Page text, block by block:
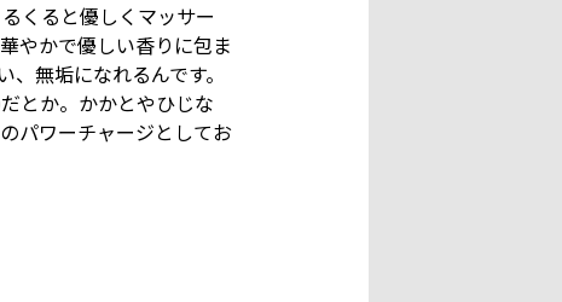
くると優しくマッサー
やかで優しい香りに包ま
無垢になれるんです。
とか。かかとやひじな
パワーチャージとしてお